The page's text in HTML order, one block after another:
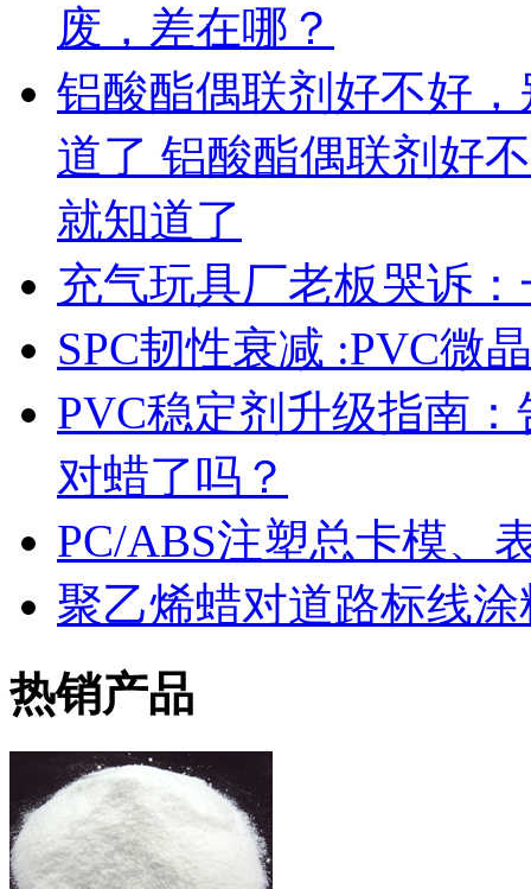
废，差在哪？
铝酸酯偶联剂好不好
道了 铝酸酯偶联剂好
就知道了
充气玩具厂老板哭诉
SPC韧性衰减 :PVC微
PVC稳定剂升级指南
对蜡了吗？
PC/ABS注塑总卡模、
聚乙烯蜡对道路标线
热销产品